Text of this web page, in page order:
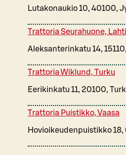
Lutakonaukio 10, 40100,
Trattoria Seurahuone, Lahti
Aleksanterinkatu 14,
Trattoria Wiklund, Turku
Eerikinkatu 11, 20100,
Trattoria Puistikko, Vaasa
Hovioikeudenpuistikko 18,